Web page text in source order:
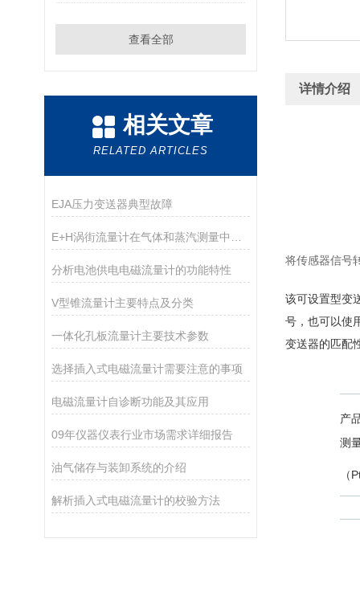
查看全部
相关文章
RELATED ARTICLES
EJA压力变送器典型故障
分析电池供电电磁流量计的功能特性
V型锥流量计主要特点及分类
一体化孔板流量计主要技术参数
选择插入式电磁流量计需要注意的事项
电磁流量计自诊断功能及其应用
09年仪器仪表行业市场需求详细报告
油气储存与装卸系统的介绍
解析插入式电磁流量计的校验方法
详情介绍
将传感器信号
该可设置型变
号，也可以使
变送器的匹配
产
测
（